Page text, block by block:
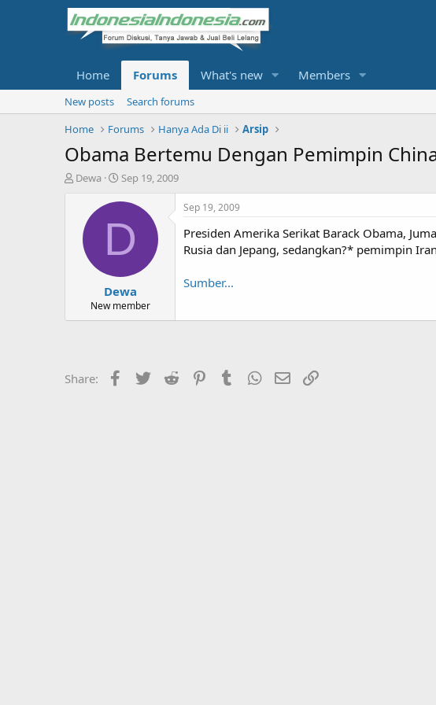
Home Forums What's new Members
New posts
Search forums
Home
Forums Hanya Ada Di ii Arsip
Obama Bertemu Dengan Pemimpin
T
t
Dewa
S
a
d
t
e
Sep 19, 2009
D
Dewa
New member
Sep 19, 2009
Presiden Amerika Serikat Barack Obama,
Rusia dan Jepang, sedangkan?* pemimpin
Sumber...
Share: Facebook
Twitter Reddit PinterestTumblrWhatsApp
Email